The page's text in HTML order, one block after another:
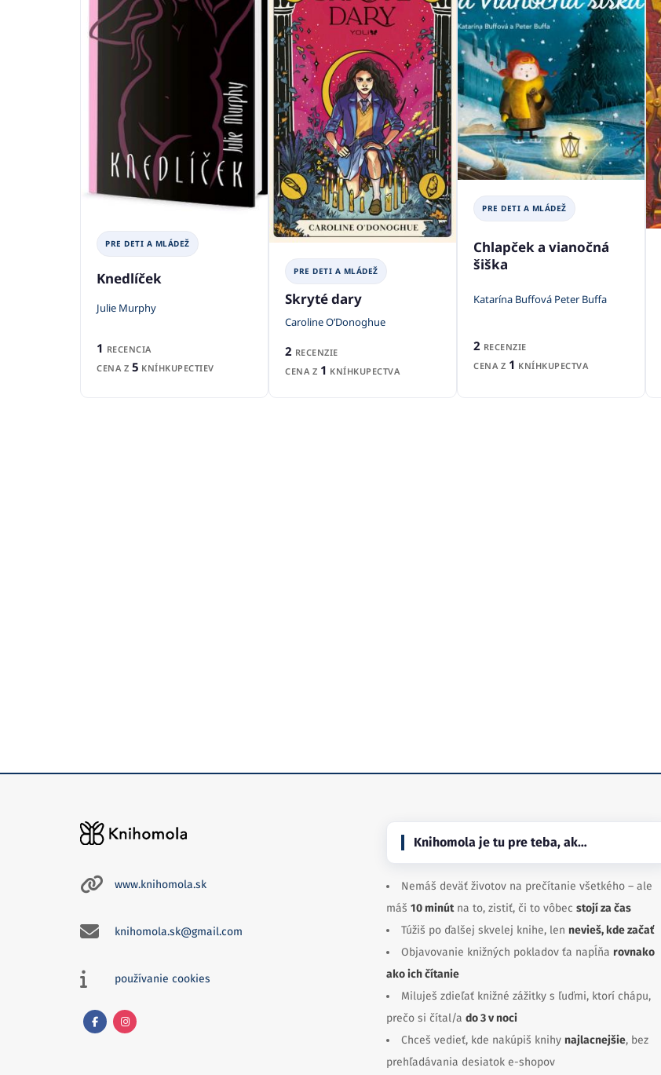
PRE DETI A MLÁDEŽ
Knedlíček
Julie Murphy
1 RECENCIA
CENA Z 5 KNÍHKUPECTIEV
PRE DETI A MLÁDEŽ
Skryté dary
Caroline O’Donoghue
2 RECENZIE
CENA Z 1 KNÍHKUPECTVA
PRE DETI A MLÁDEŽ
Chlapček a vianočná
šiška
Katarína Buffová Peter Buffa
2 RECENZIE
CENA Z 1 KNÍHKUPECTVA
www.knihomola.sk
knihomola.sk@gmail.com
používanie cookies
Knihomola je tu pre teba, ak…
Nemáš deväť životov na prečítanie všetkého – ale
máš 10 minútna to, zistiť, či to vôbec stojí za čas
Túžiš po ďalšej skvelej knihe, len nevieš, kde začať
Objavovanie knižných pokladov ťa napĺňa rovnako
ako ich čítanie
Miluješ zdieľať knižné zážitky s ľuďmi, ktorí chápu,
prečo si čítal/a do 3 v noci
Chceš vedieť, kde nakúpiš knihy najlacnejšie, bez
prehľadávania desiatok e-shopov